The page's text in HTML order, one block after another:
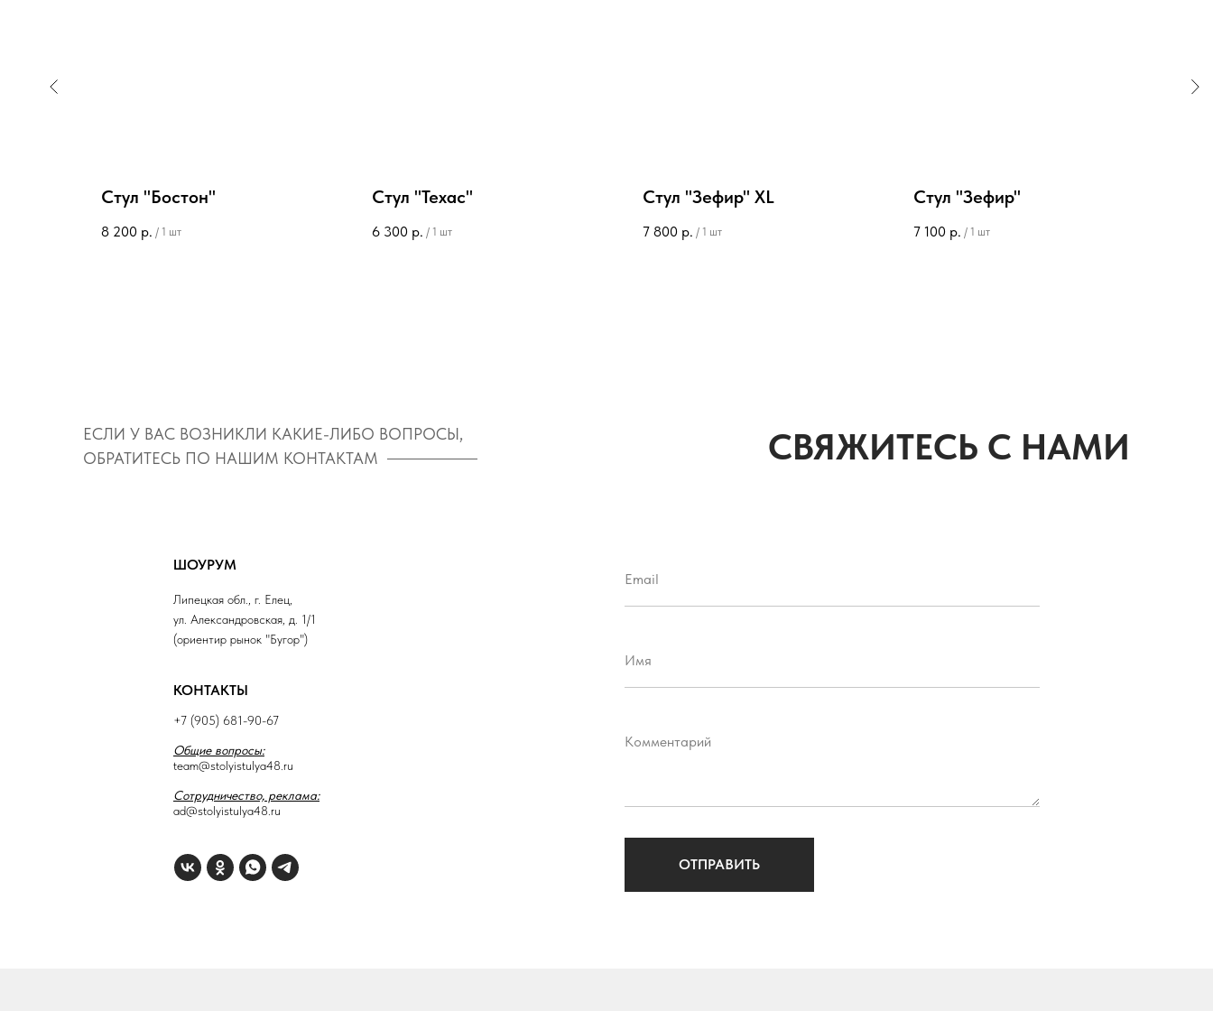
Стул "Бостон"
8 200 р. / 1 шт
Стул "Техас"
6 300 р. / 1 шт
Стул "Зефир" XL
7 800 р. / 1 шт
Стул "Зефир"
7 100 р. / 1 шт
ЕСЛИ У ВАС ВОЗНИКЛИ КАКИЕ-ЛИБО ВОПРОСЫ,
ОБРАТИТЕСЬ ПО НАШИМ КОНТАКТАМ
СВЯЖИТЕСЬ С НАМИ
ШОУРУМ
Липецкая обл., г. Елец,
ул. Александровская, д. 1/1
(ориентир рынок "Бугор")
КОНТАКТЫ
+7 (905) 681-90-67
Общие вопросы:
team@stolyistulya48.ru
Сотрудничество, реклама:
ad@stolyistulya48.ru
Email
Имя
Комментарий
ОТПРАВИТЬ